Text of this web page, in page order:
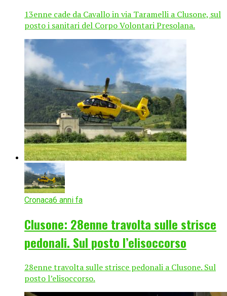
13enne cade da Cavallo in via Taramelli a Clusone, sul
posto i sanitari del Corpo Volontari Presolana.
Cronaca6 anni fa
Clusone: 28enne travolta sulle strisce
pedonali. Sul posto l’elisoccorso
28enne travolta sulle strisce pedonali a Clusone. Sul
posto l’elisoccorso.